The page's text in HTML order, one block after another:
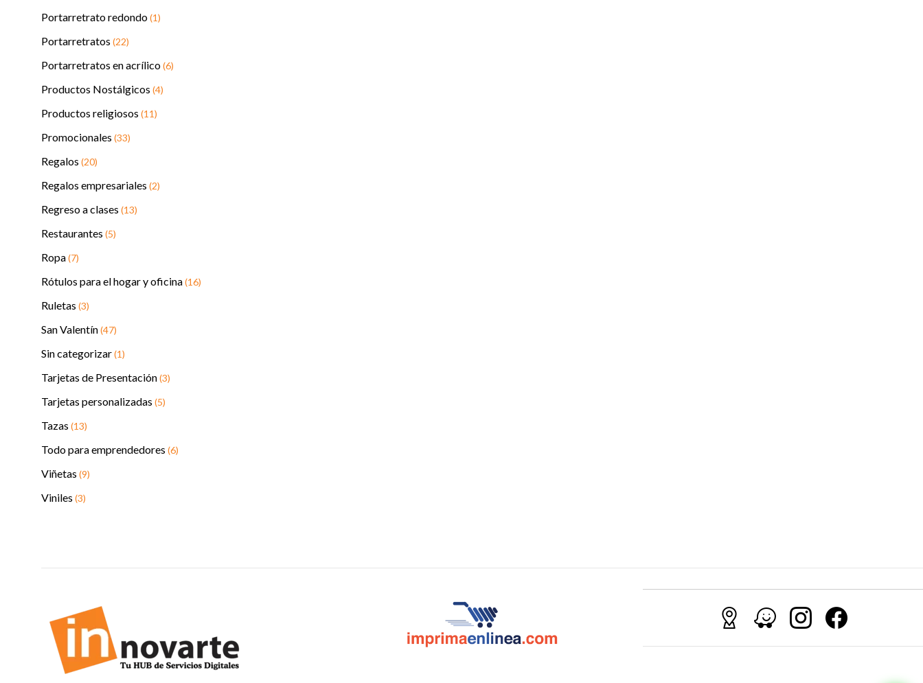
Portarretrato redondo(1)
Portarretratos (22)
Portarretratos en acrílico(6)
Productos Nostálgicos (4)
Productos religiosos (11)
Promocionales (33)
Regalos (20)
Regalos empresariales (2)
Regreso a clases (13)
Restaurantes (5)
Ropa(7)
Rótulos para el hogar y oficina(16)
Ruletas (3)
San Valentín(47)
Sin categorizar(1)
Tarjetas de Presentación(3)
Tarjetas personalizadas (5)
Tazas (13)
Todo para emprendedores (6)
Viñetas (9)
Viniles (3)